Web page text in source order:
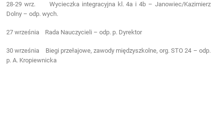
28-29 wrz. Wycieczka integracyjna kl. 4a i 4b – Janowiec/Kazimierz
Dolny – odp. wych.
27 września Rada Nauczycieli – odp. p. Dyrektor
30 września Biegi przełajowe, zawody międzyszkolne, org. STO 24 – odp.
p. A. Kropiewnicka